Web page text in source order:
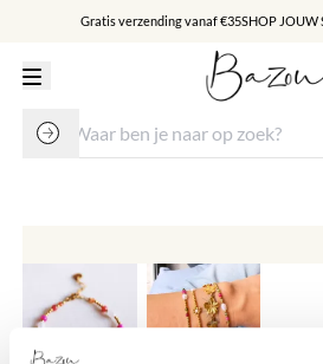
Gratis verzending vanaf €35SHOP JOUW